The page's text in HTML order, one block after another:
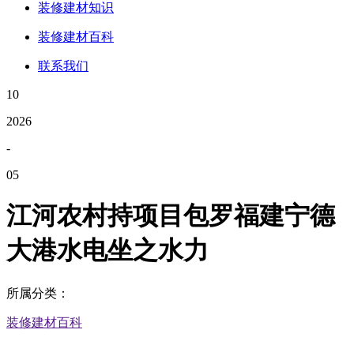
装修建材知识
装修建材百科
联系我们
10
2026
-
05
江河农村持项目包罗福建宁德
大港水电坐之水力
所属分类：
装修建材百科